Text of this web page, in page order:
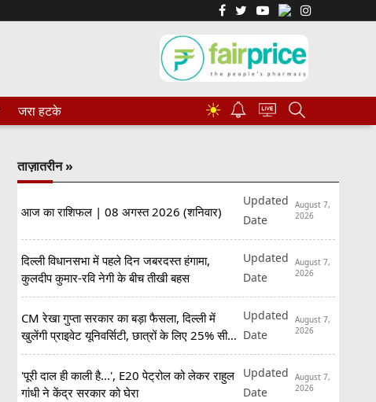
जरा हटके ☀
ताज़ातरीन »
आज का राशिफल | 08 अगस्त 2026 (शनिवार)
Updated
Date
August 7,
2026
दिल्ली विधानसभा में पहले दिन जबरदस्त हंगामा,
कुलदीप कुमार-रवि नेगी के बीच तीखी बहस
Updated
Date
August 7,
2026
CM रेखा गुप्ता सरकार का बड़ा फैसला, दिल्ली में
खुलेंगी प्राइवेट यूनिवर्सिटी, छात्रों के लिए 25% सीटें
रिजर्व
Updated
Date
August 7,
2026
'पूरी दाल ही काली है...', E20 पेट्रोल को लेकर राहुल
गांधी ने केंद्र सरकार को घेरा
Updated
Date
August 7,
2026